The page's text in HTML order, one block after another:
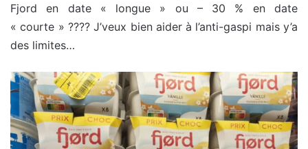
Fjord en date « longue » ou – 30 % en date
« courte » ???? J’veux bien aider à l’anti-gaspi mais y’a
des limites…